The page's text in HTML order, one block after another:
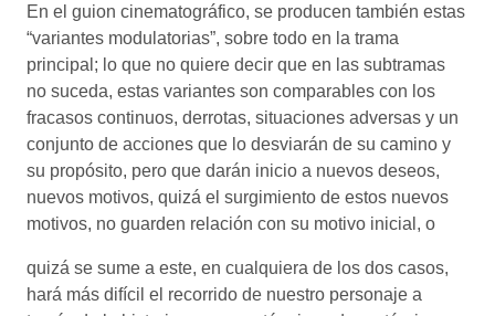
En el guion cinematográfico, se producen también estas
“variantes modulatorias”, sobre todo en la trama
principal; lo que no quiere decir que en las subtramas
no suceda, estas variantes son comparables con los
fracasos continuos, derrotas, situaciones adversas y un
conjunto de acciones que lo desviarán de su camino y
su propósito, pero que darán inicio a nuevos deseos,
nuevos motivos, quizá el surgimiento de estos nuevos
motivos, no guarden relación con su motivo inicial, o
quizá se sume a este, en cualquiera de los dos casos,
hará más difícil el recorrido de nuestro personaje a